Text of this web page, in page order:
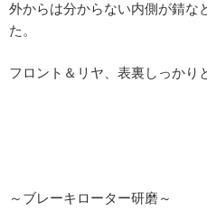
外からは分からない内側が錆な
た。
フロント＆リヤ、表裏しっかり
～ブレーキローター研磨～